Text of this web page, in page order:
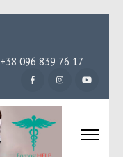
+38 096 839 76 17